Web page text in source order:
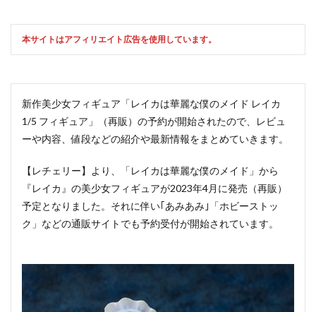
本サイトはアフィリエイト広告を使用しています。
新作美少女フィギュア「レイカは華麗な僕のメイド レイカ
1/5 フィギュア」（再販）の予約が開始されたので、レビュ
ーや内容、値段などの紹介や最新情報をまとめていきます。
【レチェリー】より、「レイカは華麗な僕のメイド」から
『レイカ』の美少女フィギュアが2023年4月に発売（再販）
予定となりました。それに伴い｢あみあみ｣「ホビーストッ
ク」などの通販サイトでも予約受付が開始されています。